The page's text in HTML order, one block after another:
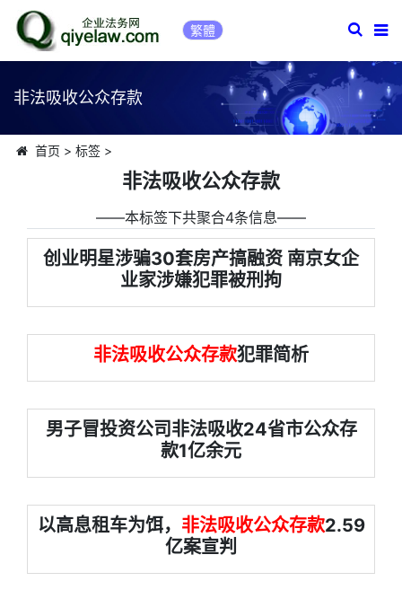
繁體
非法吸收公众存款
首页 > 标签>
非法吸收公众存款
――本标签下共聚合4条信息――
创业明星涉骗30套房产搞融资 南京女企
业家涉嫌犯罪被刑拘
非法吸收公众存款犯罪简析
男子冒投资公司非法吸收24省市公众存
款1亿余元
以高息租车为饵， 非法吸收公众存款2.59
亿案宣判